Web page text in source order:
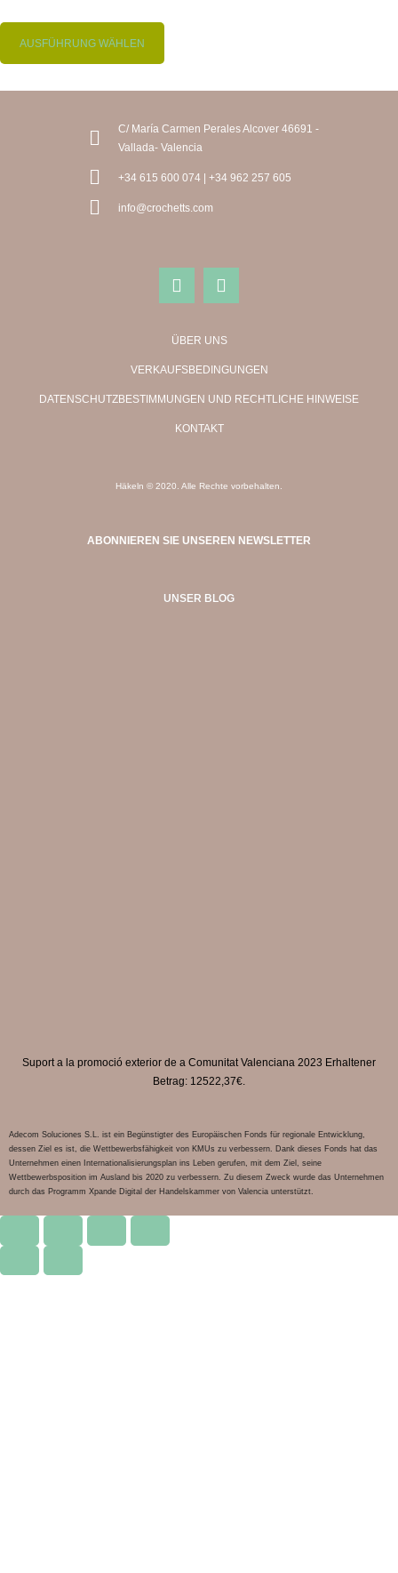
AUSFÜHRUNG WÄHLEN
C/ María Carmen Perales Alcover 46691 -
Vallada- Valencia
+34 615 600 074 | +34 962 257 605
info@crochetts.com
ÜBER UNS
VERKAUFSBEDINGUNGEN
DATENSCHUTZBESTIMMUNGEN UND RECHTLICHE HINWEISE
KONTAKT
Häkeln © 2020. Alle Rechte vorbehalten.
ABONNIEREN SIE UNSEREN NEWSLETTER
UNSER BLOG
Suport a la promoció exterior de a Comunitat Valenciana 2023 Erhaltener
Betrag: 12522,37€.
Adecom Soluciones S.L. ist ein Begünstigter des Europäischen Fonds für regionale Entwicklung,
dessen Ziel es ist, die Wettbewerbsfähigkeit von KMUs zu verbessern. Dank dieses Fonds hat das
Unternehmen einen Internationalisierungsplan ins Leben gerufen, mit dem Ziel, seine
Wettbewerbsposition im Ausland bis 2020 zu verbessern. Zu diesem Zweck wurde das Unternehmen
durch das Programm Xpande Digital der Handelskammer von Valencia unterstützt.